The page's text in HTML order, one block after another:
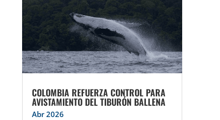
COLOMBIA REFUERZA CONTROL PARA
AVISTAMIENTO DEL TIBURÓN BALLENA
Abr 2026